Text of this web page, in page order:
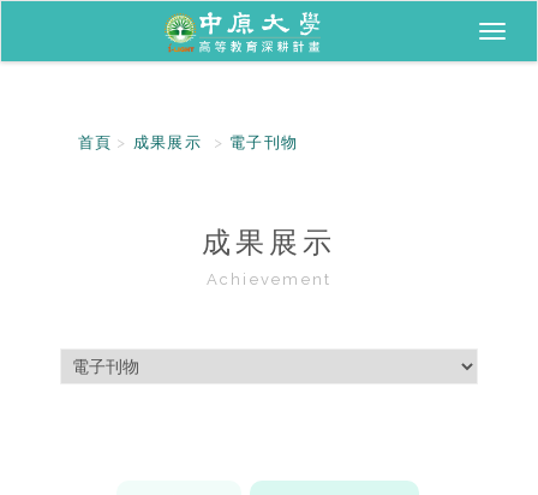
首頁 成果展示 電子刊物
成果展示
Achievement